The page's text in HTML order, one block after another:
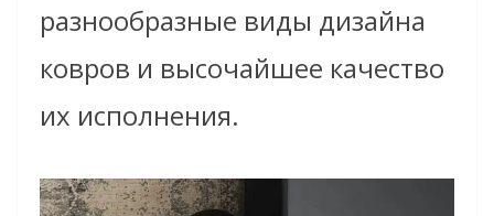
разнообразные виды дизайна
ковров и высочайшее качество
их исполнения.